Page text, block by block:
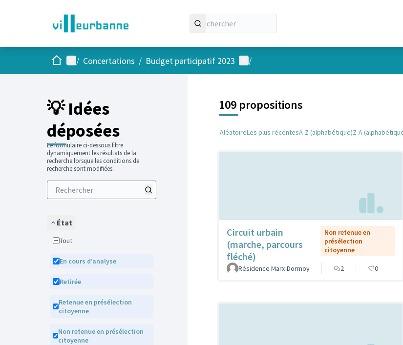
AccueilMenu principal
/ Concertations / Budget participatif 2023 Menu utilisateur
/
💡 Idées
déposées
Le formulaire ci-dessous filtre
dynamiquement les résultats de la
recherche lorsque les conditions de
recherche sont modifiées.
État
Tout
En cours d’analyse
Retirée
Retenue en présélection
citoyenne
Non retenue en présélection
citoyenne
109 propositions
AléatoireLes plus récentesA-Z (alphabétique)Z-A
Circuit urbain
(marche, parcours
fléché)
Non retenue en
présélection
citoyenne
Résidence Marx-Dormoy 2 0